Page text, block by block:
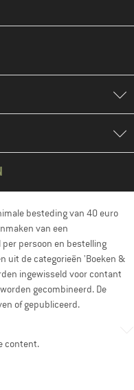
besteding van 40 euro
van een
persoon en bestelling
uit de categorieën 'Boeken &
ingewisseld voor contant
gecombineerd. De
of gepubliceerd.
content.